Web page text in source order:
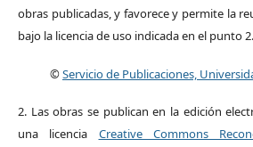
obras publicadas, y favorece y permite la
bajo la licencia de uso indicada en el punto 2.
©Servicio de Publicaciones,
2. Las obras se publican en la edición
una licencia Creative Commons